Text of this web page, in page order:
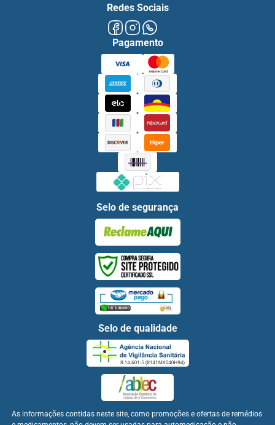
Redes Sociais
Pagamento
Selo de segurança
Selo de qualidade
As informações contidas neste site, como promoções e ofertas de remédios